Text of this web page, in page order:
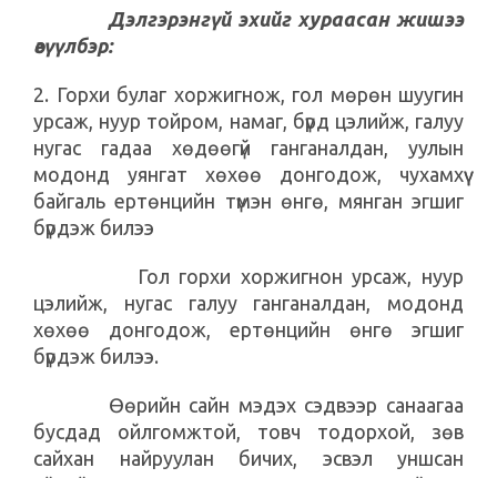
Дэлгэрэнгүй эхийг хураасан жишээ
өгүүлбэр:
2. Горхи булаг хоржигнож, гол мөрөн шуугин
урсаж, нуур тойром, намаг, бүрд цэлийж, галуу
нугас гадаа хөдөөгүй ганганалдан, уулын
модонд уянгат хөхөө донгодож, чухамхүү
байгаль ертөнцийн түмэн өнгө, мянган эгшиг
бүрдэж билээ
Гол горхи хоржигнон урсаж, нуур
цэлийж, нугас галуу ганганалдан, модонд
хөхөө донгодож, ертөнцийн өнгө эгшиг
бүрдэж билээ.
Өөрийн сайн мэдэх сэдвээр санаагаа
бусдад ойлгомжтой, товч тодорхой, зөв
сайхан найруулан бичих, эсвэл уншсан